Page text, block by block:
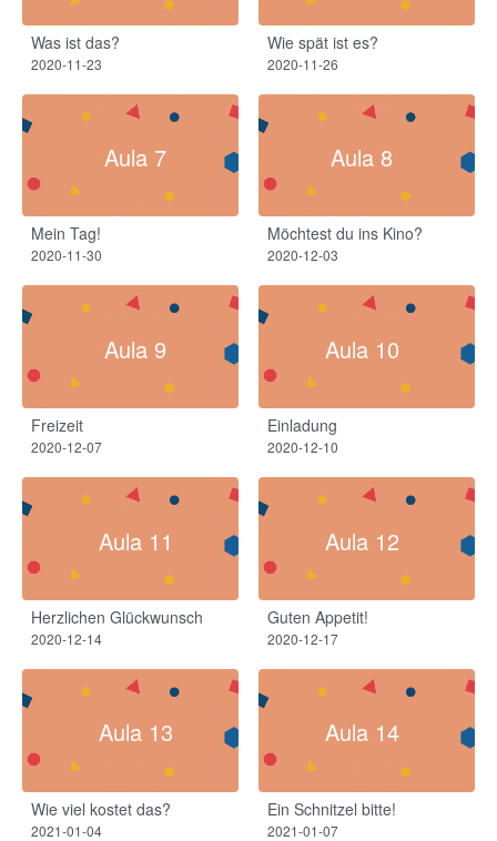
Was ist das?​
2020-11-23
Wie spät ist es?​
2020-11-26
Aula 7
Mein Tag!
2020-11-30
Aula 8
Möchtest du ins Kino?
2020-12-03
Aula 9
Freizeit
2020-12-07
Aula 10
Einladung
2020-12-10
Aula 11
Herzlichen Glückwunsch
2020-12-14
Aula 12
Guten Appetit!
2020-12-17
Aula 13
Wie viel kostet das?
2021-01-04
Aula 14
Ein Schnitzel bitte!
2021-01-07